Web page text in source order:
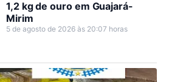
1,2 kg de ouro em Guajará-
Mirim
5 de agosto de 2026 às 20:07 horas